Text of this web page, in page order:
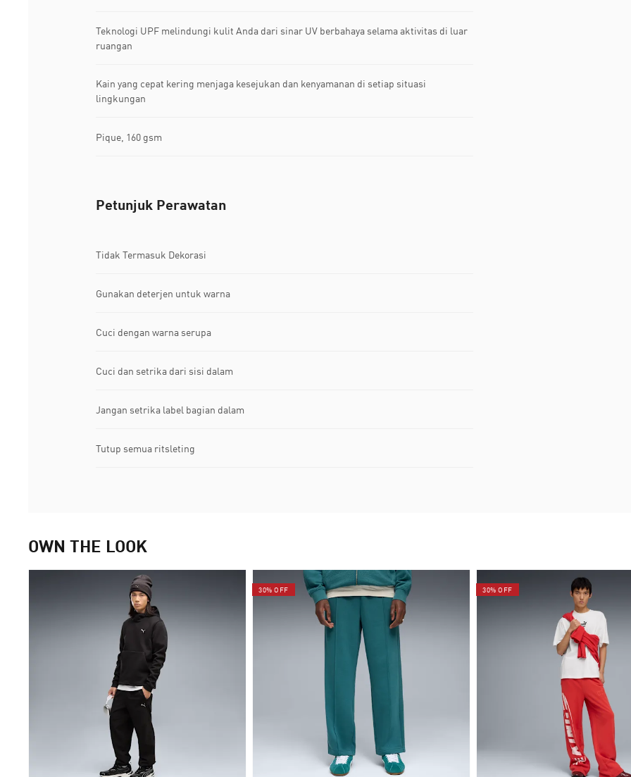
Teknologi UPF melindungi kulit Anda dari sinar UV berbahaya selama aktivitas di luar
ruangan
Kain yang cepat kering menjaga kesejukan dan kenyamanan di setiap situasi
lingkungan
Pique, 160 gsm
Petunjuk Perawatan
Tidak Termasuk Dekorasi
Gunakan deterjen untuk warna
Cuci dengan warna serupa
Cuci dan setrika dari sisi dalam
Jangan setrika label bagian dalam
Tutup semua ritsleting
OWN THE LOOK
30% OFF 30% OFF